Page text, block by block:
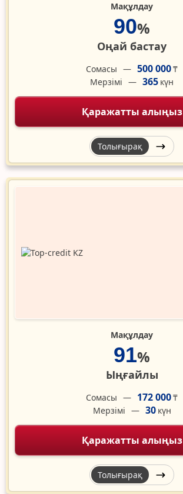
Мақұлдау
90%
Оңай бастау
Сомасы 500 000₸
Мерзімі
365 күн
Қаражатты алыңыз
Толығырақ
Мақұлдау
91%
Ыңғайлы
Сомасы 172 000₸
Мерзімі
30 күн
Қаражатты алыңыз
Толығырақ